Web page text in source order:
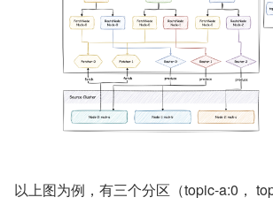
以上图为例，有三个分区（topic-a:0，